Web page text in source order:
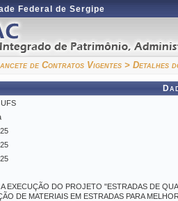
Federal de Sergipe
de Contratos Vigentes > Detalhes
EXECUÇÃO DO PROJETO "ESTRADAS DE
DE MATERIAIS EM ESTRADAS PARA